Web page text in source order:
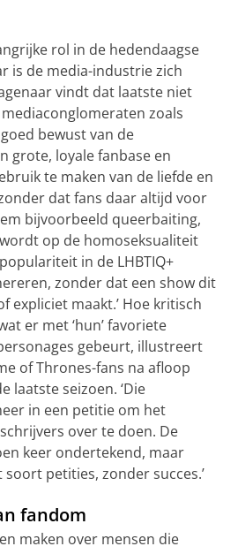
rol in de hedendaagse
is de media-industrie zich
vindt dat laatste niet
zoals
bewust van de
grote, loyale fanbase en
te maken van de liefde en
dat fans daar altijd voor
bijvoorbeeld queerbaiting,
op de homoseksualiteit
in de LHBTIQ+
zonder dat een show dit
expliciet maakt.’ Hoe kritisch
er met ‘hun’ favoriete
gebeurt, illustreert
of Thrones-fans na afloop
laatste seizoen. ‘Die
in een petitie om het
over te doen. De
keer ondertekend, maar
petities, zonder succes.’
fandom
maken over mensen die